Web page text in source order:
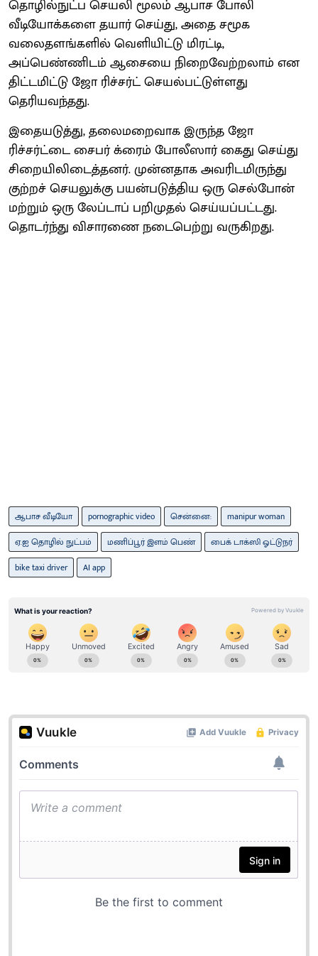
தொழில்நுட்ப செயலி மூலம் ஆபாச போலி
வீடியோக்களை தயார் செய்து, அதை சமூக
வலைதளங்களில் வெளியிட்டு மிரட்டி,
அப்பெண்ணிடம் ஆசையை நிறைவேற்றலாம் என
திட்டமிட்டு ஜோ ரிச்சர்ட் செயல்பட்டுள்ளது
தெரியவந்தது.
இதையடுத்து, தலைமறைவாக இருந்த ஜோ
ரிச்சர்ட்டை சைபர் க்ரைம் போலீஸார் கைது செய்து
சிறையிலிடைத்தனர். முன்னதாக அவரிடமிருந்து
குற்றச் செயலுக்கு பயன்படுத்திய ஒரு செல்போன்
மற்றும் ஒரு லேப்டாப் பறிமுதல் செய்யப்பட்டது.
தொடர்ந்து விசாரணை நடைபெற்று வருகிறது.
ஆபாச வீடியோ pornographic video சென்னை:
manipur woman
ஏ.ஐ தொழில் நுட்பம்
மணிப்பூர் இளம் பெண்
பைக் டாக்ஸி ஓட்டுநர்
bike taxi driver
AI app